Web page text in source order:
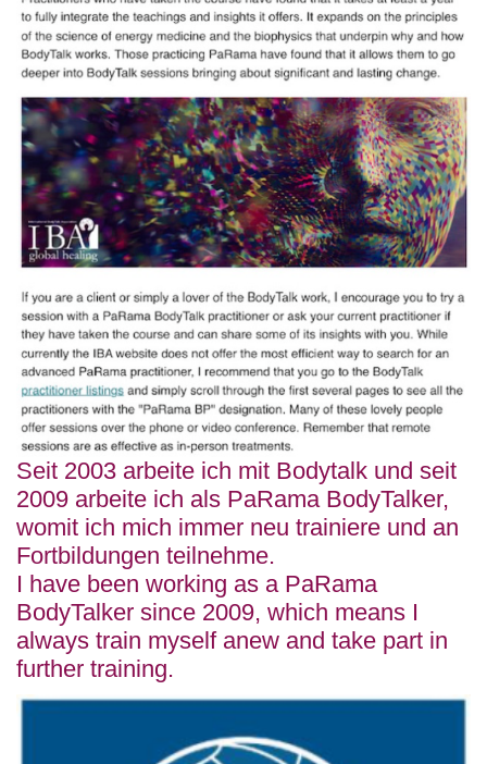
Seit 2003 arbeite ich mit Bodytalk und seit
2009 arbeite ich als PaRama BodyTalker,
womit ich mich immer neu trainiere und an
Fortbildungen teilnehme.
I have been working as a PaRama
BodyTalker since 2009, which means I
always train myself anew and take part in
further training.